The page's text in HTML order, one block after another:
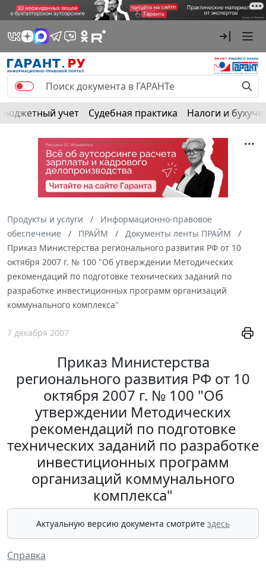
Бюджетный учет Судебная практика Налоги и
Продукты и услуги
Информационно-правовое
обеспечение
ПРАЙМ
Документы ленты ПРАЙМ
Приказ Министерства регионального развития РФ от 10
октября 2007 г. № 100 "Об утверждении Методических
рекомендаций по подготовке технических заданий по
разработке инвестиционных программ организаций
коммунального комплекса"
7 декабря 2007
Приказ Министерства
регионального развития РФ от 10
октября 2007 г. № 100 "Об
утверждении Методических
рекомендаций по подготовке
технических заданий по разработке
инвестиционных программ
организаций коммунального
комплекса"
Актуальную версию документа смотрите здесь
Справка